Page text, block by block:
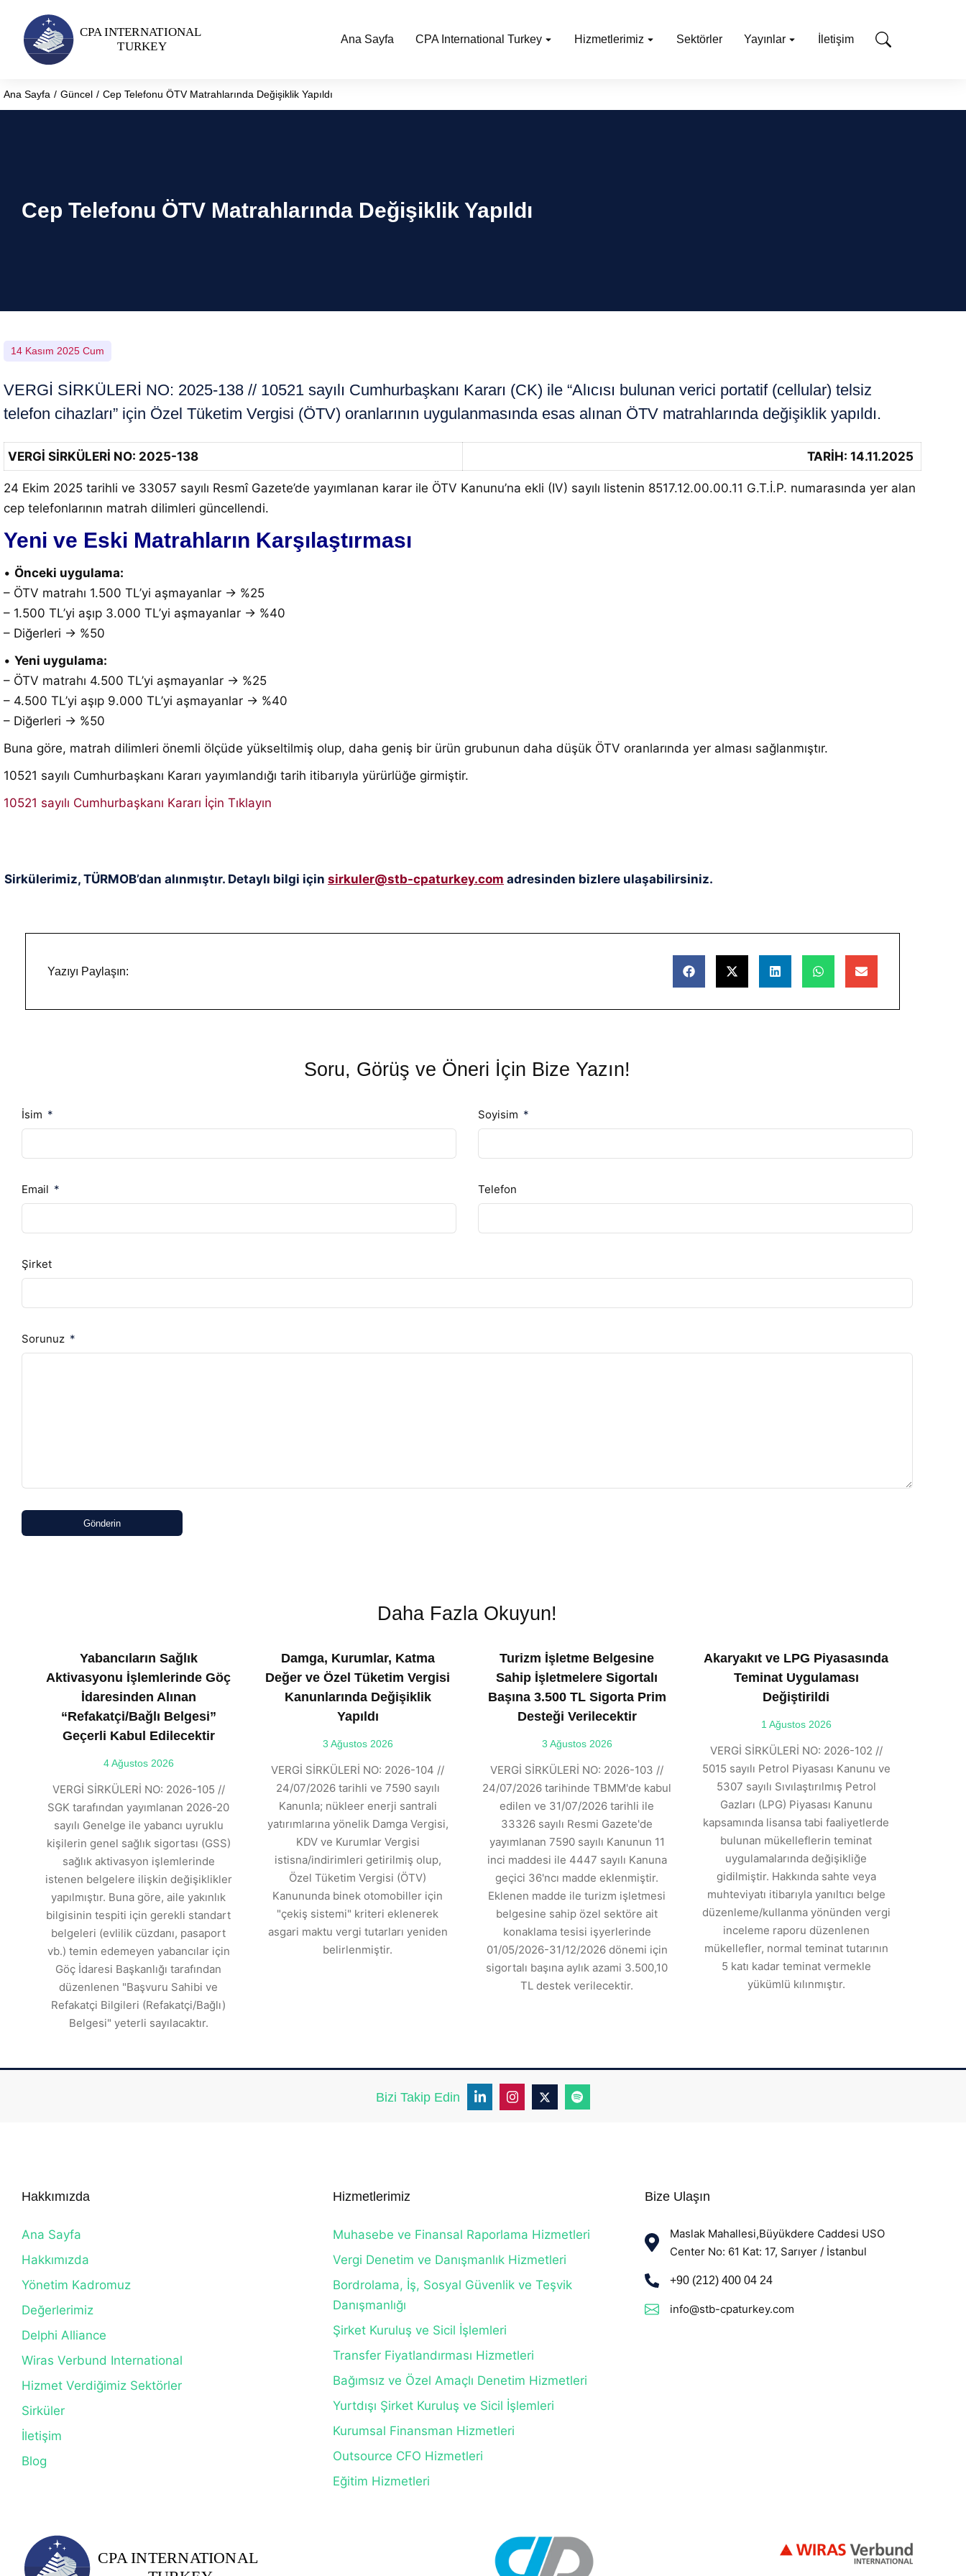
Ana Sayfa CPA International Turkey Hizmetlerimiz Sektörler Yayınlar İletişim
You are here:
Ana Sayfa Güncel Cep Telefonu ÖTV Matrahlarında Değişiklik Yapıldı
Cep Telefonu ÖTV Matrahlarında Değişiklik Yapıldı
14 Kasım 2025 Cum
VERGİ SİRKÜLERİ NO: 2025-138 // 10521 sayılı Cumhurbaşkanı Kararı (CK) ile “Alıcısı bulunan verici portatif (cellular) telsiz
telefon cihazları” için Özel Tüketim Vergisi (ÖTV) oranlarının uygulanmasında esas alınan ÖTV matrahlarında değişiklik yapıldı.
VERGİ SİRKÜLERİ NO: 2025-138 TARİH: 14.11.2025
24 Ekim 2025 tarihli ve 33057 sayılı Resmî Gazete’de yayımlanan karar ile ÖTV Kanunu’na ekli (IV) sayılı listenin 8517.12.00.00.11 G.T.İ.P. numarasında yer alan
cep telefonlarının matrah dilimleri güncellendi.
Yeni ve Eski Matrahların Karşılaştırması
• Önceki uygulama:
– ÖTV matrahı 1.500 TL’yi aşmayanlar → %25
– 1.500 TL’yi aşıp 3.000 TL’yi aşmayanlar → %40
– Diğerleri → %50
• Yeni uygulama:
– ÖTV matrahı 4.500 TL’yi aşmayanlar → %25
– 4.500 TL’yi aşıp 9.000 TL’yi aşmayanlar → %40
– Diğerleri → %50
Buna göre, matrah dilimleri önemli ölçüde yükseltilmiş olup, daha geniş bir ürün grubunun daha düşük ÖTV oranlarında yer alması sağlanmıştır.
10521 sayılı Cumhurbaşkanı Kararı yayımlandığı tarih itibarıyla yürürlüğe girmiştir.
10521 sayılı Cumhurbaşkanı Kararı İçin Tıklayın
Sirkülerimiz, TÜRMOB’dan alınmıştır. Detaylı bilgi için sirkuler@stb-cpaturkey.com adresinden bizlere ulaşabilirsiniz.
Yazıyı Paylaşın:
Soru, Görüş ve Öneri İçin Bize Yazın!
İsim Soyisim
Email Telefon
Şirket
Sorunuz
Gönderin
Daha Fazla Okuyun!
Yabancıların Sağlık
Aktivasyonu İşlemlerinde Göç
İdaresinden Alınan
“Refakatçi/Bağlı Belgesi”
Geçerli Kabul Edilecektir
4 Ağustos 2026
VERGİ SİRKÜLERİ NO: 2026-105 //
SGK tarafından yayımlanan 2026-20
sayılı Genelge ile yabancı uyruklu
kişilerin genel sağlık sigortası (GSS)
sağlık aktivasyon işlemlerinde
istenen belgelere ilişkin değişiklikler
yapılmıştır. Buna göre, aile yakınlık
bilgisinin tespiti için gerekli standart
belgeleri (evlilik cüzdanı, pasaport
vb.) temin edemeyen yabancılar için
Göç İdaresi Başkanlığı tarafından
düzenlenen "Başvuru Sahibi ve
Refakatçi Bilgileri (Refakatçi/Bağlı)
Belgesi" yeterli sayılacaktır.
Damga, Kurumlar, Katma
Değer ve Özel Tüketim Vergisi
Kanunlarında Değişiklik
Yapıldı
3 Ağustos 2026
VERGİ SİRKÜLERİ NO: 2026-104 //
24/07/2026 tarihli ve 7590 sayılı
Kanunla; nükleer enerji santrali
yatırımlarına yönelik Damga Vergisi,
KDV ve Kurumlar Vergisi
istisna/indirimleri getirilmiş olup,
Özel Tüketim Vergisi (ÖTV)
Kanununda binek otomobiller için
"çekiş sistemi" kriteri eklenerek
asgari maktu vergi tutarları yeniden
belirlenmiştir.
Turizm İşletme Belgesine
Sahip İşletmelere Sigortalı
Başına 3.500 TL Sigorta Prim
Desteği Verilecektir
3 Ağustos 2026
VERGİ SİRKÜLERİ NO: 2026-103 //
24/07/2026 tarihinde TBMM'de kabul
edilen ve 31/07/2026 tarihli ile
33326 sayılı Resmi Gazete'de
yayımlanan 7590 sayılı Kanunun 11
inci maddesi ile 4447 sayılı Kanuna
geçici 36'ncı madde eklenmiştir.
Eklenen madde ile turizm işletmesi
belgesine sahip özel sektöre ait
konaklama tesisi işyerlerinde
01/05/2026-31/12/2026 dönemi için
sigortalı başına aylık azami 3.500,10
TL destek verilecektir.
Akaryakıt ve LPG Piyasasında
Teminat Uygulaması
Değiştirildi
1 Ağustos 2026
VERGİ SİRKÜLERİ NO: 2026-102 //
5015 sayılı Petrol Piyasası Kanunu ve
5307 sayılı Sıvılaştırılmış Petrol
Gazları (LPG) Piyasası Kanunu
kapsamında lisansa tabi faaliyetlerde
bulunan mükelleflerin teminat
uygulamalarında değişikliğe
gidilmiştir. Hakkında sahte veya
muhteviyatı itibarıyla yanıltıcı belge
düzenleme/kullanma yönünden vergi
inceleme raporu düzenlenen
mükellefler, normal teminat tutarının
5 katı kadar teminat vermekle
yükümlü kılınmıştır.
Bizi Takip Edin
Hakkımızda
Ana Sayfa
Hakkımızda
Yönetim Kadromuz
Değerlerimiz
Delphi Alliance
Wiras Verbund International
Hizmet Verdiğimiz Sektörler
Sirküler
İletişim
Blog
Hizmetlerimiz
Muhasebe ve Finansal Raporlama Hizmetleri
Vergi Denetim ve Danışmanlık Hizmetleri
Bordrolama, İş, Sosyal Güvenlik ve Teşvik
Danışmanlığı
Şirket Kuruluş ve Sicil İşlemleri
Transfer Fiyatlandırması Hizmetleri
Bağımsız ve Özel Amaçlı Denetim Hizmetleri
Yurtdışı Şirket Kuruluş ve Sicil İşlemleri
Kurumsal Finansman Hizmetleri
Outsource CFO Hizmetleri
Eğitim Hizmetleri
Bize Ulaşın
Maslak Mahallesi,Büyükdere Caddesi USO
Center No: 61 Kat: 17, Sarıyer / İstanbul
+90 (212) 400 04 24
info@stb-cpaturkey.com